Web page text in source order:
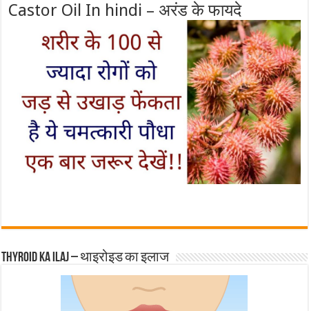
Castor Oil In hindi – अरंड के फायदे
Thyroid ka ilaj – थाइरोइड का इलाज